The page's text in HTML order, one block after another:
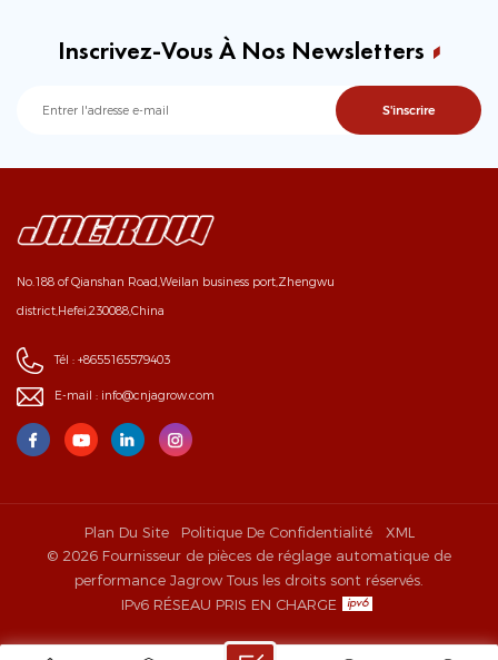
Inscrivez-Vous À Nos Newsletters
No.188 of Qianshan Road,Weilan business port,Zhengwu
district,Hefei,230088,China
Tél : +8655165579403
E-mail : info@cnjagrow.com
Plan Du Site Politique De Confidentialité
XML
© 2026 Fournisseur de pièces de réglage automatique de
performance Jagrow Tous les droits sont réservés.
IPv6 RÉSEAU PRIS EN CHARGE